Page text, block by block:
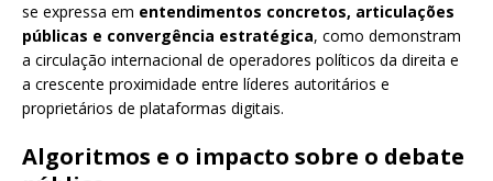
se expressa em entendimentos concretos, articulações
públicas e convergência estratégica, como demonstram
a circulação internacional de operadores políticos da direita e
a crescente proximidade entre líderes autoritários e
proprietários de plataformas digitais.
Algoritmos e o impacto sobre o debate